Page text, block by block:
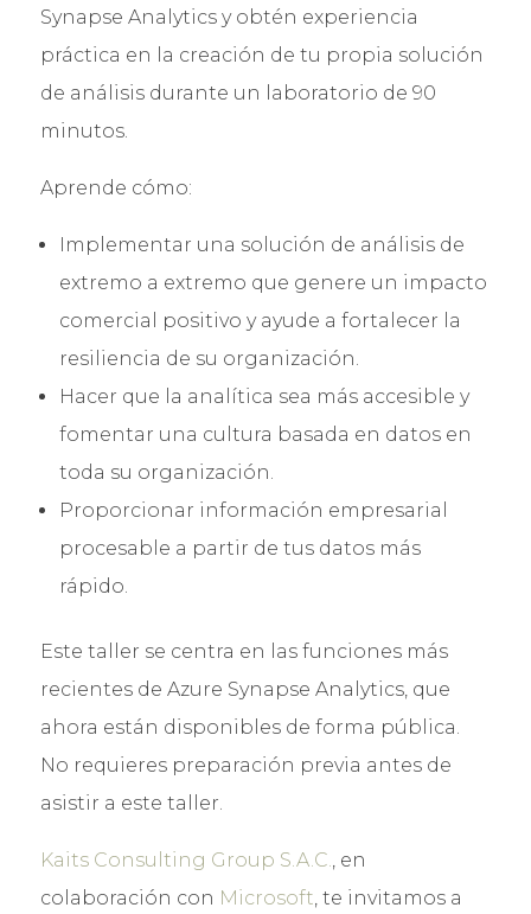
Synapse Analytics y obtén experiencia
práctica en la creación de tu propia solución
de análisis durante un laboratorio de 90
minutos.
Aprende cómo:
Implementar una solución de análisis de
extremo a extremo que genere un impacto
comercial positivo y ayude a fortalecer la
resiliencia de su organización.
Hacer que la analítica sea más accesible y
fomentar una cultura basada en datos en
toda su organización.
Proporcionar información empresarial
procesable a partir de tus datos más
rápido.
Este taller se centra en las funciones más
recientes de Azure Synapse Analytics, que
ahora están disponibles de forma pública.
No requieres preparación previa antes de
asistir a este taller.
Kaits Consulting Group S.A.C., en
colaboración con Microsoft, te invitamos a